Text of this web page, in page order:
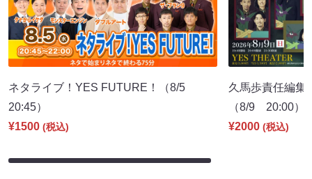
ネタライブ！YES FUTURE！（8/5
20:45）
¥1500 (税込)
久馬歩責任編集
（8/9 20:00）
¥2000 (税込)